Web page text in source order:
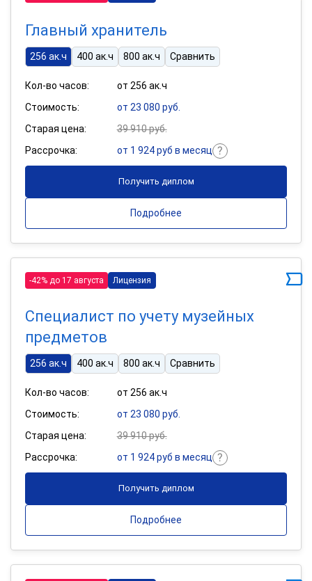
Главный хранитель
256 ак.ч 400 ак.ч 800 ак.ч Сравнить
Кол-во часов:
от 256 ак.ч
Стоимость:
от 23 080 руб.
Старая цена:
39 910 руб.
Рассрочка:
от 1 924 руб в месяц
Получить диплом
Подробнее
-42% до 17 августа Лицензия
Специалист по учету музейных
предметов
256 ак.ч 400 ак.ч 800 ак.ч Сравнить
Кол-во часов:
от 256 ак.ч
Стоимость:
от 23 080 руб.
Старая цена:
39 910 руб.
Рассрочка:
от 1 924 руб в месяц
Получить диплом
Подробнее